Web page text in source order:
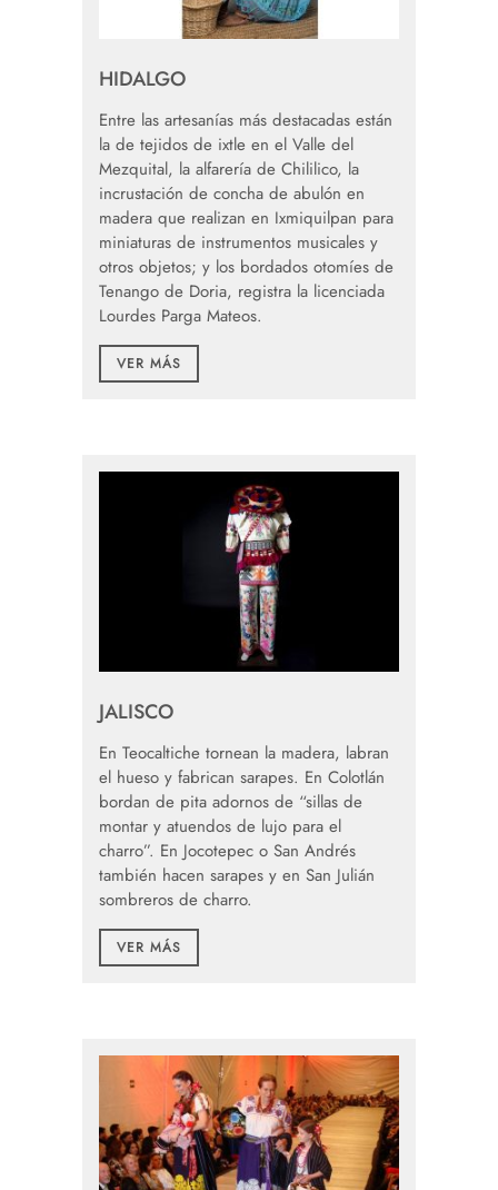
HIDALGO
Entre las artesanías más destacadas están
la de tejidos de ixtle en el Valle del
Mezquital, la alfarería de Chililico, la
incrustación de concha de abulón en
madera que realizan en Ixmiquilpan para
miniaturas de instrumentos musicales y
otros objetos; y los bordados otomíes de
Tenango de Doria, registra la licenciada
Lourdes Parga Mateos.
VER MÁS
JALISCO
En Teocaltiche tornean la madera, labran
el hueso y fabrican sarapes. En Colotlán
bordan de pita adornos de “sillas de
montar y atuendos de lujo para el
charro”. En Jocotepec o San Andrés
también hacen sarapes y en San Julián
sombreros de charro.
VER MÁS